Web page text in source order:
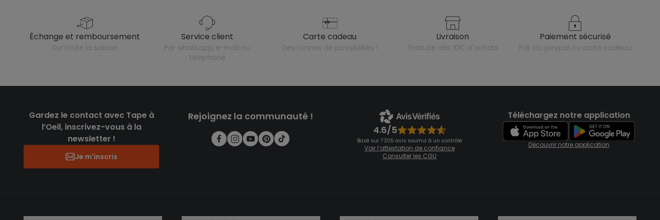
échange et remboursement
sur toute la saison
service client
par whatsapp, e-mail ou
téléphone
carte cadeau
des tonnes de possibilités !
livraison
gratuite dès 10€ d'achats
paiement sécurisé
par cb, paypal ou carte cadeau
Gardez le contact avec Tape à
l’Oeil, inscrivez-vous à la
newsletter !
Je m'inscris
Rejoignez la communauté !
4.6/5
Basé sur 7 305 avis soumis à un contrôle
Voir l’attestation de confiance
Consulter les CGU
Téléchargez notre application
Découvrir notre application